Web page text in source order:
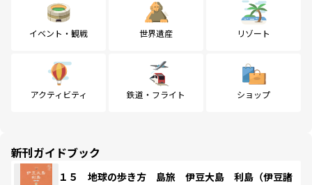
イベント・観戦 世界遺産 リゾート
アクティビティ 鉄道・フライト ショップ
新刊ガイドブック
１５ 地球の歩き方 島旅 伊豆大島 利島（伊豆諸